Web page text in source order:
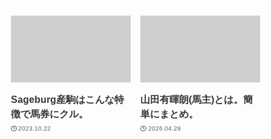
Sageburg産駒はこんな特
徴で馬券にクル。
2023.10.22
山田有暉朗(馬主)とは。簡
単にまとめ。
2026.04.29